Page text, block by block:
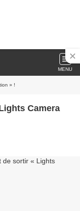
MENU
» !
Camera